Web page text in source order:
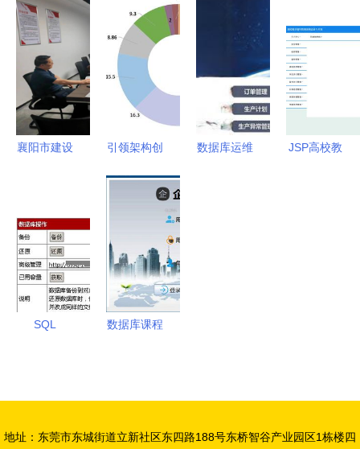
数据库管理
及咨询服务
的价值与机
368起投资
事件、291
亿人民币融
资与数据库
管理咨询服
务的新趋势
MySQL 服
管理的数据
库管理及咨
询实战指南
高质低价策
略收获8成
企业客户信
赖
襄阳市建设
以数据库赋
能行业咨询
服务升级
引领架构创
八届系统架
数据库运维
JSP高校教
SQL
南
数据库课程
地址：东莞市东城街道立新社区东四路188号东桥智谷产业园区1栋楼四